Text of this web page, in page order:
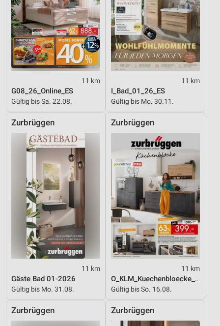
11 km
G08_26_Online_ES
Gültig bis Sa. 22.08.
11 km
I_Bad_01_26_ES
Gültig bis Mo. 30.11.
Zurbrüggen
11 km
Gäste Bad 01-2026
Gültig bis Mo. 31.08.
Zurbrüggen
11 km
O_KLM_Kuechenbloecke_01_26_ES
Gültig bis So. 16.08.
Zurbrüggen Zurbrüggen
Werbung